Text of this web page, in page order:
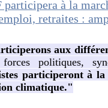
aux
politiques,
participeront à
climatique."